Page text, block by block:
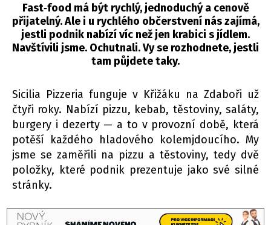
Fast‑food má být rychlý, jednoduchý a cenově
přijatelný. Ale i u rychlého občerstvení nás zajímá,
jestli podnik nabízí víc než jen krabici s jídlem.
Navštívili jsme. Ochutnali. Vy se rozhodnete, jestli
tam půjdete taky.
Sicilia Pizzeria funguje v Křižáku na Zdaboři už
čtyři roky. Nabízí pizzu, kebab, těstoviny, saláty,
burgery i dezerty — a to v provozní době, která
potěší každého hladového kolemjdoucího. My
jsme se zaměřili na pizzu a těstoviny, tedy dvě
položky, které podnik prezentuje jako své silné
stránky.